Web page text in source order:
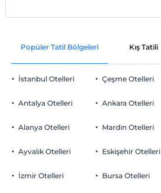
Popüler Tatil Bölgeleri Kış Tatili
İstanbul Otelleri
Antalya Otelleri
Alanya Otelleri
Ayvalık Otelleri
İzmir Otelleri
Çeşme Otelleri
Ankara Otelleri
Mardin Otelleri
Eskişehir Otelleri
Bursa Otelleri